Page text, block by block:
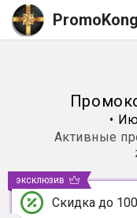
PromoKong
•
Активные
Скидка до
эксклюзив